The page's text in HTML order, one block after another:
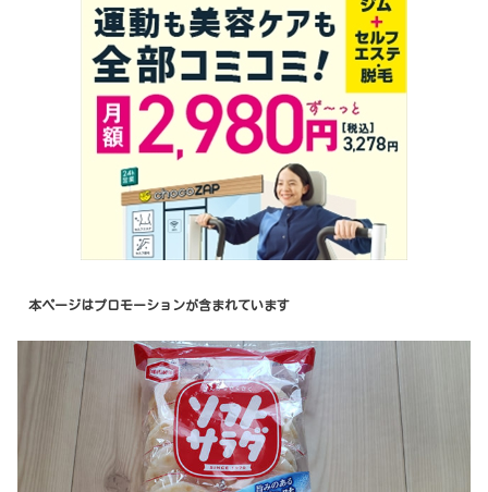
本ページはプロモーションが含まれています